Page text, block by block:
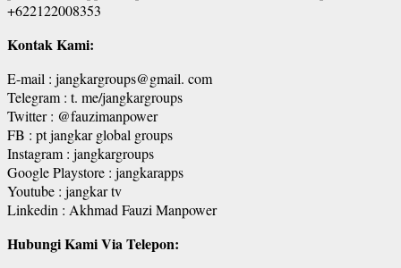
+622122008353
Kontak Kami:
E-mail : jangkargroups@gmail. com
Telegram : t. me/jangkargroups
Twitter : @fauzimanpower
FB : pt jangkar global groups
Instagram : jangkargroups
Google Playstore : jangkarapps
Youtube : jangkar tv
Linkedin : Akhmad Fauzi Manpower
Hubungi Kami Via Telepon: